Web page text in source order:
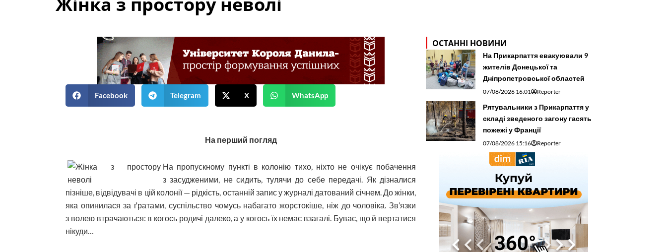
Facebook Telegram X WhatsApp
На перший погляд
На пропускному пункті в колонію тихо, ніхто не очікує побачення
з засудженими, не сидить, тулячи до себе передачі. Як дізналися
пізніше, відвідувачі в цій колонії — рідкість, останній запис у журналі датований січнем. До жінки,
яка опинилася за ґратами, суспільство чомусь набагато жорстокіше, ніж до чоловіка. Зв’язки
з волею втрачаються: в когось родичі далеко, а у когось їх немає взагалі. Буває, що й вертатися
нікуди…
ОСТАННІ НОВИНИ
На Прикарпаття евакуювали 9
жителів Донецької та
Дніпропетровської областей
07/08/2026 16:01 Reporter
Рятувальники з Прикарпаття у
складі зведеного загону гасять
пожежі у Франції
07/08/2026 15:16 Reporter